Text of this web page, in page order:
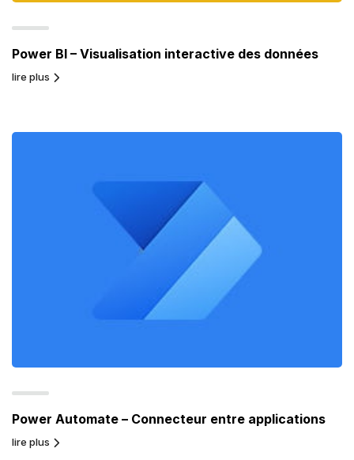
Power BI – Visualisation interactive des données
lire plus
Power Automate – Connecteur entre applications
lire plus